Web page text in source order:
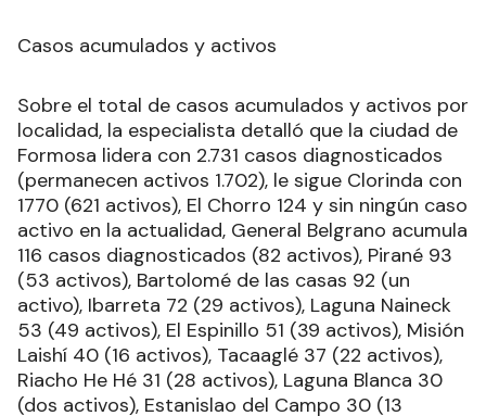
Casos acumulados y activos
Sobre el total de casos acumulados y activos por
localidad, la especialista detalló que la ciudad de
Formosa lidera con 2.731 casos diagnosticados
(permanecen activos 1.702), le sigue Clorinda con
1770 (621 activos), El Chorro 124 y sin ningún caso
activo en la actualidad, General Belgrano acumula
116 casos diagnosticados (82 activos), Pirané 93
(53 activos), Bartolomé de las casas 92 (un
activo), Ibarreta 72 (29 activos), Laguna Naineck
53 (49 activos), El Espinillo 51 (39 activos), Misión
Laishí 40 (16 activos), Tacaaglé 37 (22 activos),
Riacho He Hé 31 (28 activos), Laguna Blanca 30
(dos activos), Estanislao del Campo 30 (13